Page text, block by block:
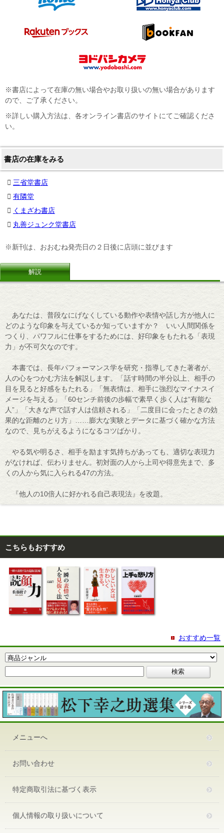
※書店によって在庫の無い場合やお取り扱いの無い場合があります
ので、ご了承ください。
※詳しい購入方法は、各オンライン書店のサイトにてご確認くださ
い。
書店の在庫をみる
三省堂書店
有隣堂
くまざわ書店
丸善ジュンク堂書店
※新刊は、おおむね発売日の２日後に店頭に並びます
解説
あなたは、普段なにげなくしている動作や表情や話し方が他人に
どのような印象を与えているか知っていますか？ いい人間関係を
つくり、パワフルに仕事をするためには、好印象をもたれる「表現
力」が不可欠なのです。
本書では、長年パフォーマンス学を研究・指導してきた著者が、
人の心をつかむ方法を解説します。「話す時間の半分以上、相手の
目を見ると好感をもたれる」「無表情は、相手に強烈なマイナスイ
メージを与える」「60センチ前後の歩幅で素早く歩く人は“有能な
人”」「大きな声で話す人は信頼される」「二度目に会ったときの効
果的な距離のとり方」……膨大な実験とデータに基づく確かな方法
なので、見ちがえるようになるコツばかり。
やる気や明るさ、相手を励ます気持ちがあっても、適切な表現力
がなければ、伝わりません。初対面の人から上司や得意先まで、多
くの人から気に入られる47の方法。
『他人の10倍人に好かれる自己表現法』を改題。
こちらもおすすめ
おすすめ一覧
メニューへ
お問い合わせ
特定商取引法に基づく表示
個人情報の取り扱いについて